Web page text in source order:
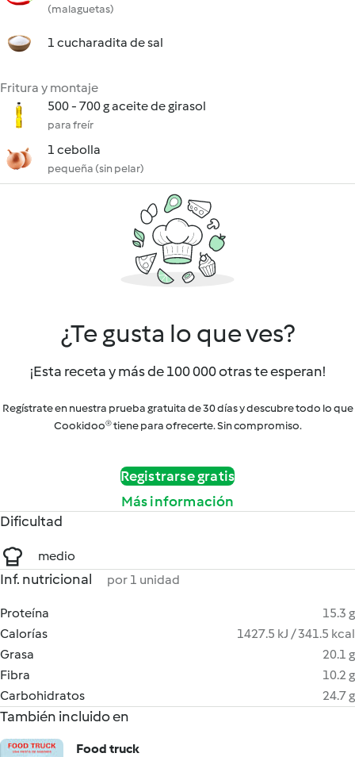
(malaguetas)
1 cucharadita de sal
Fritura y montaje
500 - 700 g aceite de girasol
para freír
1 cebolla
pequeña (sin pelar)
¿Te gusta lo que ves?
¡Esta receta y más de 100 000 otras te esperan!
Regístrate en nuestra prueba gratuita de 30 días y descubre todo lo que
Cookidoo® tiene para ofrecerte. Sin compromiso.
Registrarse gratis
Más información
Dificultad
medio
Inf. nutricional por 1 unidad
Proteína
15.3 g
Calorías
1427.5 kJ / 341.5 kcal
Grasa
20.1 g
Fibra
10.2 g
Carbohidratos
24.7 g
También incluido en
Food truck